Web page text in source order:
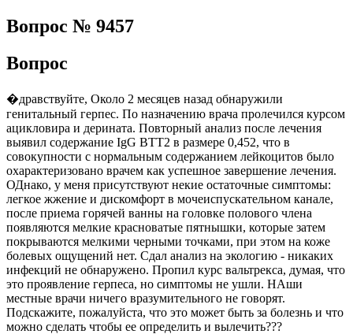
Вопрос № 9457
Вопрос
�дравствуйте, Около 2 месяцев назад обнаружили
генитальный герпес. По назначению врача пролечился курсом
ацикловира и дерината. Повторный анализ после лечения
выявил содержание IgG BTT2 в размере 0,452, что в
совокупности с нормальным содержанием лейкоцитов было
охарактеризовано врачем как успешное завершение лечения.
ОДнако, у меня присутствуют некие остаточные симптомы:
легкое жжение и дискомфорт в мочеиспускательном канале,
после приема горячей ванны на головке полового члена
появляются мелкие красноватые пятнышки, которые затем
покрываются мелкими черными точками, при этом на коже
болевых ощущений нет. Сдал анализ на экологию - никаких
инфекций не обнаружено. Пропил курс вальтрекса, думая, что
это проявление герпеса, но симптомы не ушли. НАши
местные врачи ничего вразумительного не говорят.
Подскажите, пожалуйста, что это может быть за болезнь и что
можно сделать чтобы ее определить и вылечить???